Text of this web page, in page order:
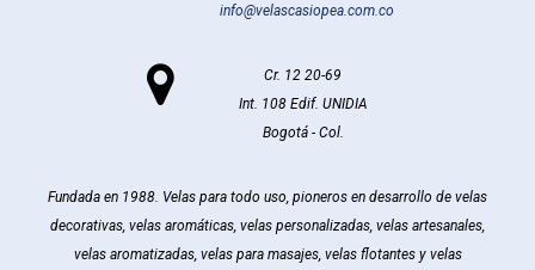
info@velascasiopea.com.co

Cr. 12 20-69
Int. 108 Edif. UNIDIA
Bogotá - Col.
Fundada en 1988. Velas para todo uso, pioneros en desarrollo de velas
decorativas, velas aromáticas, velas personalizadas, velas artesanales,
velas aromatizadas, velas para masajes, velas flotantes y velas